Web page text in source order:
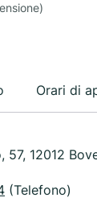
Orari di
57, 12012
(Telefono)